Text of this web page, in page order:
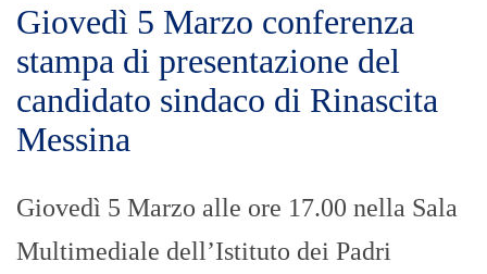
Giovedì 5 Marzo conferenza
stampa di presentazione del
candidato sindaco di Rinascita
Messina
Giovedì 5 Marzo alle ore 17.00 nella Sala
Multimediale dell’Istituto dei Padri